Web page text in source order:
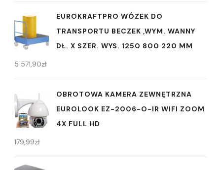
EUROKRAFTPRO WÓZEK DO
TRANSPORTU BECZEK ,WYM. WANNY
DŁ. X SZER. WYS. 1250 800 220 MM
5 571,90zł
OBROTOWA KAMERA ZEWNĘTRZNA
EUROLOOK EZ-2006-O-IR WIFI ZOOM
4X FULL HD
179,99zł